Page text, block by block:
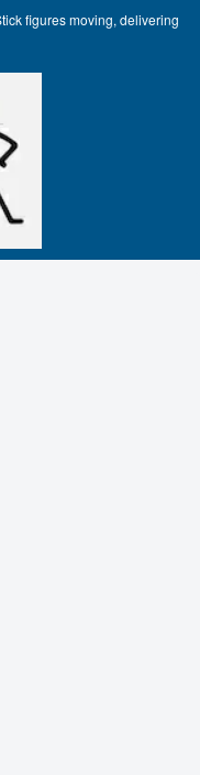
figures moving, delivering